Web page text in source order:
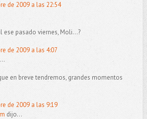
de 2009 a las 22:54
ese pasado viernes, Moli...?
de 2009 a las 4:07
en breve tendremos, grandes momentos
de 2009 a las 9:19
dijo...